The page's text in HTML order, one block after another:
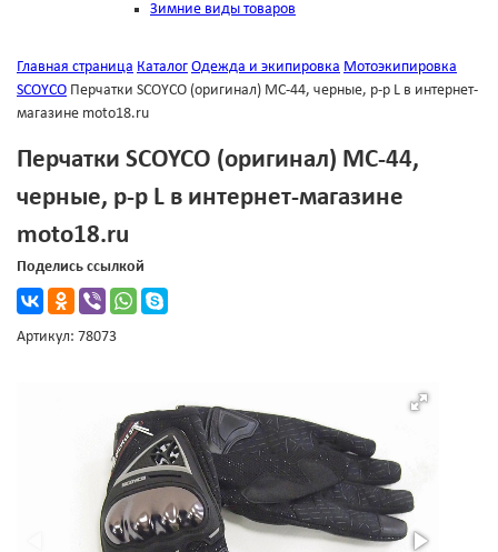
Зимние виды товаров
Главная страница Каталог Одежда и экипировка Мотоэкипировка
SCOYCO Перчатки SCOYCO (оригинал) МС-44, черные, р-р L в интернет-
магазине moto18.ru
Перчатки SCOYCO (оригинал) МС-44,
черные, р-р L в интернет-магазине
moto18.ru
Поделись ссылкой
Артикул: 78073